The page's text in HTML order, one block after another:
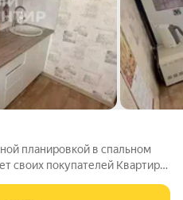
планировкой в спальном
своих покупателей Квартира:
- отличное разделение